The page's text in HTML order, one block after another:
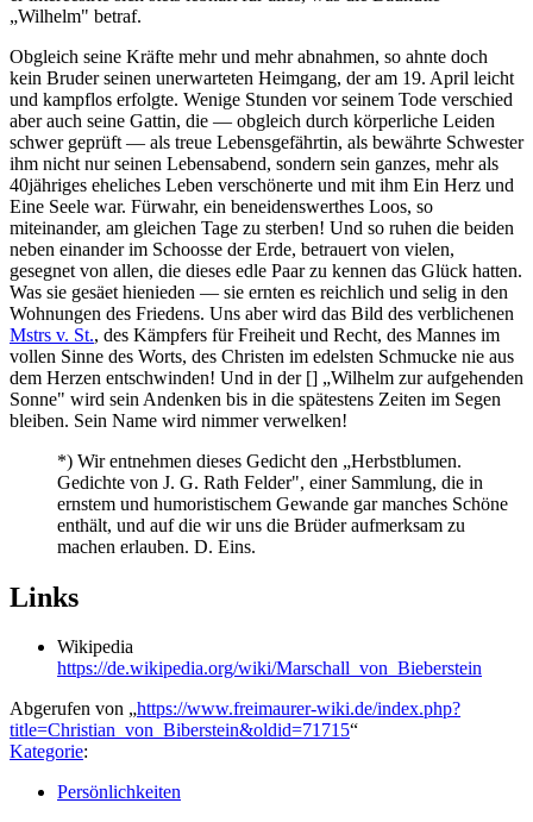
„Wilhelm" betraf.
Obgleich seine Kräfte mehr und mehr abnahmen, so ahnte doch
kein Bruder seinen unerwarteten Heimgang, der am 19. April leicht
und kampflos erfolgte. Wenige Stunden vor seinem Tode verschied
aber auch seine Gattin, die — obgleich durch körperliche Leiden
schwer geprüft — als treue Lebensgefährtin, als bewährte Schwester
ihm nicht nur seinen Lebensabend, sondern sein ganzes, mehr als
40jähriges eheliches Leben verschönerte und mit ihm Ein Herz und
Eine Seele war. Fürwahr, ein beneidenswerthes Loos, so
miteinander, am gleichen Tage zu sterben! Und so ruhen die beiden
neben einander im Schoosse der Erde, betrauert von vielen,
gesegnet von allen, die dieses edle Paar zu kennen das Glück hatten.
Was sie gesäet hienieden — sie ernten es reichlich und selig in den
Wohnungen des Friedens. Uns aber wird das Bild des verblichenen
Mstrs v. St., des Kämpfers für Freiheit und Recht, des Mannes im
vollen Sinne des Worts, des Christen im edelsten Schmucke nie aus
dem Herzen entschwinden! Und in der [] „Wilhelm zur aufgehenden
Sonne" wird sein Andenken bis in die spätestens Zeiten im Segen
bleiben. Sein Name wird nimmer verwelken!
*) Wir entnehmen dieses Gedicht den „Herbstblumen.
Gedichte von J. G. Rath Felder", einer Sammlung, die in
ernstem und humoristischem Gewande gar manches Schöne
enthält, und auf die wir uns die Brüder aufmerksam zu
machen erlauben. D. Eins.
Links
Wikipedia
https://de.wikipedia.org/wiki/Marschall_von_Bieberstein
Abgerufen von „https://www.freimaurer-wiki.de/index.php?
title=Christian_von_Biberstein&oldid=71715“
Kategorie:
Persönlichkeiten